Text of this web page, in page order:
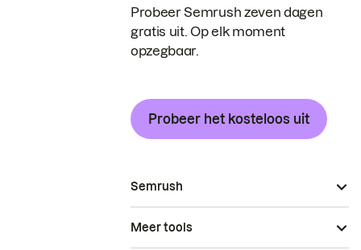
Probeer Semrush zeven dagen
gratis uit. Op elk moment
opzegbaar.
Probeer het kosteloos uit
Semrush
Meer tools